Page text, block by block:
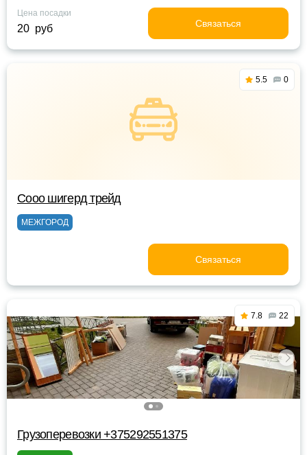
Цена посадки
20 руб Связаться
5.5 0
Сооо шигерд трейд
МЕЖГОРОД
Связаться
7.8 22
Грузоперевозки +375292551375